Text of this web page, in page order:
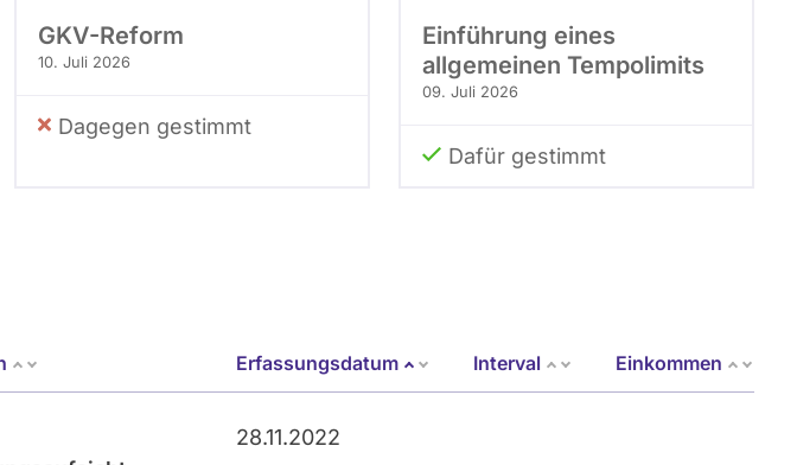
GKV-Reform
10. Juli 2026
Dagegen gestimmt
Einführung eines
allgemeinen Tempolimits
09. Juli 2026
Dafür gestimmt
Erfassungsdatum
Absteigend sortieren
Interval Einkommen
28.11.2022